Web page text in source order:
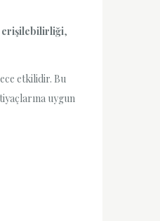
erişilebilirliği,
etkilidir. Bu
uygun